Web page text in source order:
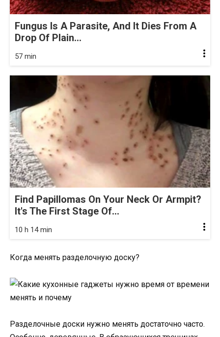
Fungus Is A Parasite, And It Dies From A
Drop Of Plain...
57 min
Find Papillomas On Your Neck Or Armpit?
It's The First Stage Of...
10 h 14 min
Когда менять разделочную доску?
Разделочные доски нужно менять достаточно часто.